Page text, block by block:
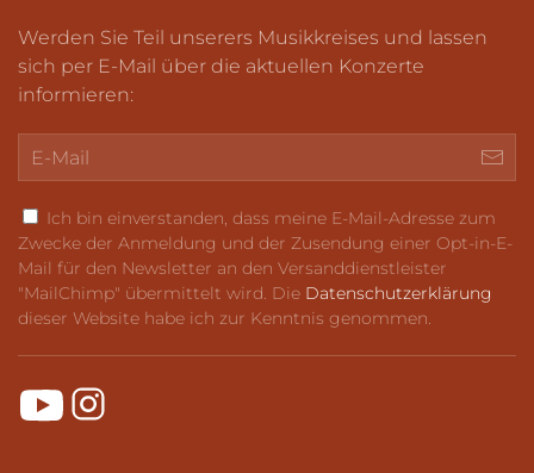
Werden Sie Teil unserers Musikkreises und lassen
sich per E-Mail über die aktuellen Konzerte
informieren:
Ich bin einverstanden, dass meine E-Mail-Adresse zum
Zwecke der Anmeldung und der Zusendung einer Opt-in-E-
Mail für den Newsletter an den Versanddienstleister
"MailChimp" übermittelt wird. Die Datenschutzerklärung
dieser Website habe ich zur Kenntnis genommen.